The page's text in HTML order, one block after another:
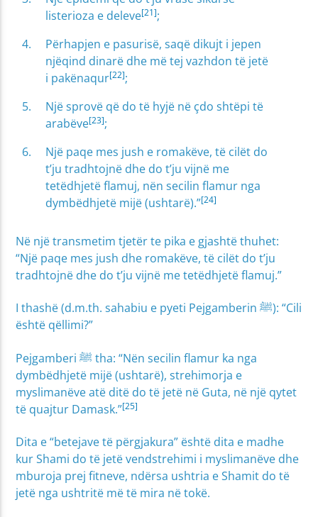
listerioza e deleve[21];
Përhapjen e pasurisë, saqë dikujt i jepen
njëqind dinarë dhe më tej vazhdon të jetë
i pakënaqur[22];
Një sprovë që do të hyjë në çdo shtëpi të
arabëve[23];
Një paqe mes jush e romakëve, të cilët do
t’ju tradhtojnë dhe do t’ju vijnë me
tetëdhjetë flamuj, nën secilin flamur nga
dymbëdhjetë mijë (ushtarë).”[24]
Në një transmetim tjetër te pika e gjashtë thuhet:
“Një paqe mes jush dhe romakëve, të cilët do t’ju
tradhtojnë dhe do t’ju vijnë me tetëdhjetë flamuj.”
I thashë (d.m.th. sahabiu e pyeti Pejgamberin ﷺ): “Cili
është qëllimi?”
Pejgamberi ﷺ tha: “Nën secilin flamur ka nga
dymbëdhjetë mijë (ushtarë), strehimorja e
myslimanëve atë ditë do të jetë në Guta, në një qytet
të quajtur Damask.”[25]
Dita e “betejave të përgjakura” është dita e madhe
kur Shami do të jetë vendstrehimi i myslimanëve dhe
mburoja prej fitneve, ndërsa ushtria e Shamit do të
jetë nga ushtritë më të mira në tokë.